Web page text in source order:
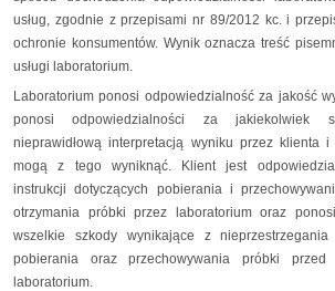
usług, zgodnie z przepisami nr 89/2012 kc. i
ochronie konsumentów. Wynik oznacza treść
usługi laboratorium.
Laboratorium ponosi odpowiedzialność za jakość
ponosi odpowiedzialności za jakiekolwiek
nieprawidłową interpretacją wyniku przez klienta
mogą z tego wyniknąć. Klient jest
instrukcji dotyczących pobierania i
otrzymania próbki przez laboratorium oraz
wszelkie szkody wynikające z
pobierania oraz przechowywania próbki
laboratorium.